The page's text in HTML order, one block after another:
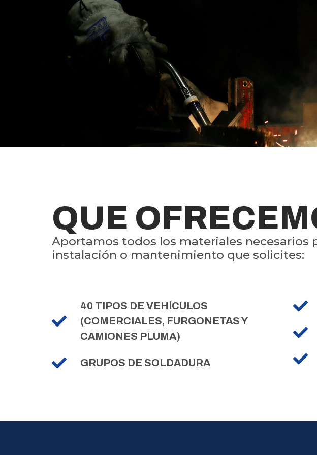
QUE
Aportamos todos los materiales necesarios
instalación o mantenimiento que solicites:
40 TIPOS DE VEHÍCULOS
(COMERCIALES, FURGONETAS Y
CAMIONES PLUMA)
GRUPOS DE SOLDADURA